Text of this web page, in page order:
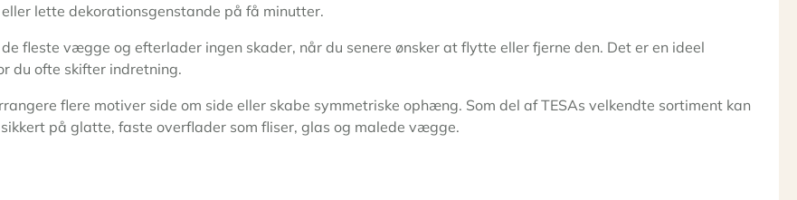
lette dekorationsgenstande på få minutter.
fleste vægge og efterlader ingen skader, når du senere ønsker at flytte eller fjerne den. Det er en ideel
du ofte skifter indretning.
flere motiver side om side eller skabe symmetriske ophæng. Som del af TESAs velkendte sortiment kan
på glatte, faste overflader som fliser, glas og malede vægge.